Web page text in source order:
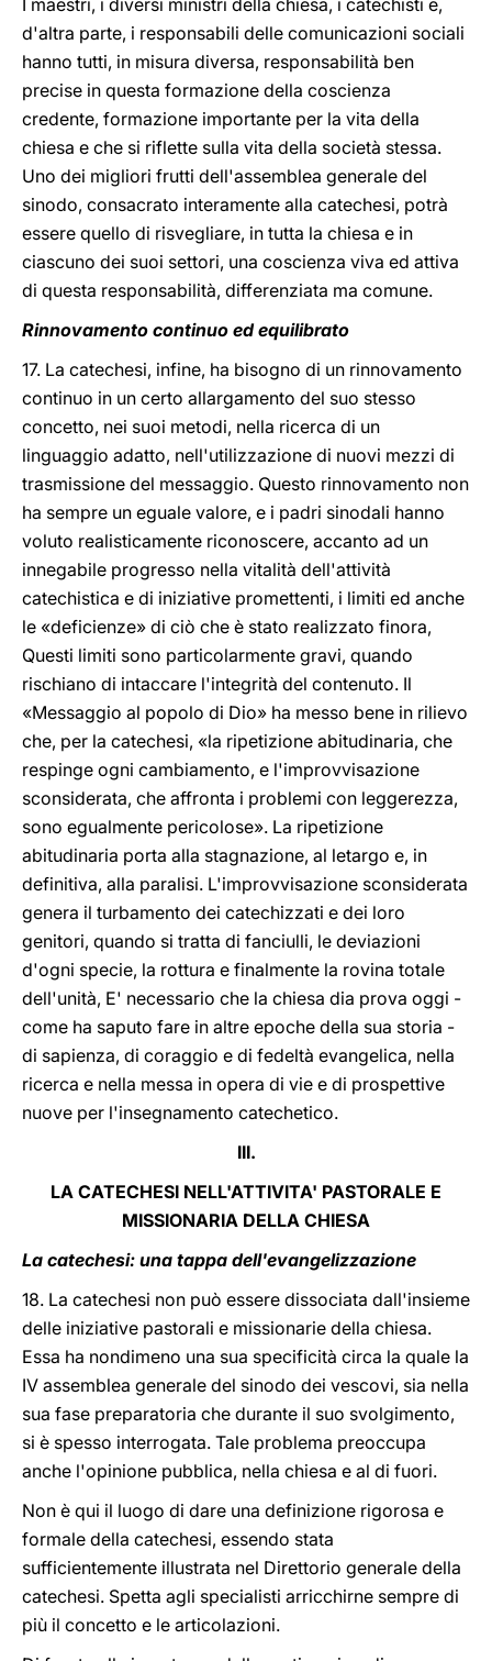
I maestri, i diversi ministri della chiesa, i catechisti e,
d'altra parte, i responsabili delle comunicazioni sociali
hanno tutti, in misura diversa, responsabilità ben
precise in questa formazione della coscienza
credente, formazione importante per la vita della
chiesa e che si riflette sulla vita della società stessa.
Uno dei migliori frutti dell'assemblea generale del
sinodo, consacrato interamente alla catechesi, potrà
essere quello di risvegliare, in tutta la chiesa e in
ciascuno dei suoi settori, una coscienza viva ed attiva
di questa responsabilità, differenziata ma comune.
Rinnovamento continuo ed equilibrato
17. La catechesi, infine, ha bisogno di un rinnovamento
continuo in un certo allargamento del suo stesso
concetto, nei suoi metodi, nella ricerca di un
linguaggio adatto, nell'utilizzazione di nuovi mezzi di
trasmissione del messaggio. Questo rinnovamento non
ha sempre un eguale valore, e i padri sinodali hanno
voluto realisticamente riconoscere, accanto ad un
innegabile progresso nella vitalità dell'attività
catechistica e di iniziative promettenti, i limiti ed anche
le «deficienze» di ciò che è stato realizzato finora,
Questi limiti sono particolarmente gravi, quando
rischiano di intaccare l'integrità del contenuto. Il
«Messaggio al popolo di Dio» ha messo bene in rilievo
che, per la catechesi, «la ripetizione abitudinaria, che
respinge ogni cambiamento, e l'improvvisazione
sconsiderata, che affronta i problemi con leggerezza,
sono egualmente pericolose». La ripetizione
abitudinaria porta alla stagnazione, al letargo e, in
definitiva, alla paralisi. L'improvvisazione sconsiderata
genera il turbamento dei catechizzati e dei loro
genitori, quando si tratta di fanciulli, le deviazioni
d'ogni specie, la rottura e finalmente la rovina totale
dell'unità, E' necessario che la chiesa dia prova oggi -
come ha saputo fare in altre epoche della sua storia -
di sapienza, di coraggio e di fedeltà evangelica, nella
ricerca e nella messa in opera di vie e di prospettive
nuove per l'insegnamento catechetico.
III.
LA CATECHESI NELL'ATTIVITA' PASTORALE E
MISSIONARIA DELLA CHIESA
La catechesi: una tappa dell'evangelizzazione
18. La catechesi non può essere dissociata dall'insieme
delle iniziative pastorali e missionarie della chiesa.
Essa ha nondimeno una sua specificità circa la quale la
IV assemblea generale del sinodo dei vescovi, sia nella
sua fase preparatoria che durante il suo svolgimento,
si è spesso interrogata. Tale problema preoccupa
anche l'opinione pubblica, nella chiesa e al di fuori.
Non è qui il luogo di dare una definizione rigorosa e
formale della catechesi, essendo stata
sufficientemente illustrata nel Direttorio generale della
catechesi. Spetta agli specialisti arricchirne sempre di
più il concetto e le articolazioni.